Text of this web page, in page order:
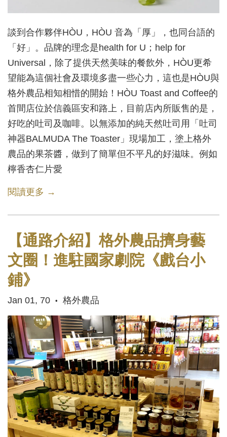
談到合作夥伴HÒU，HÒU 音為「厚」，也同台語的
「好」。品牌的理念是health for U；help for
Universal，除了提供天然美味的餐飲外，HÒU更希
望能為這個社會及環境多盡一些心力，這也是HÒU與
格外農品相知相惜的開始！HÒU Toast and Coffee的
首間店位於信義區安和路上，目前店內所販售的是，
好吃的吐司及咖啡。以無添加的純天然吐司用「吐司
神器BALMUDA The Toaster」現場加工，塗上格外
農品的果茶醬，做到了簡單但不平凡的好滋味。例如
檸香杏仁片愛
閱讀更多 →
【通路介紹】格外農品擠身藝
文圈！進駐國家劇院《戲台小
鋪》
Jan 01, 70 • 格外農品